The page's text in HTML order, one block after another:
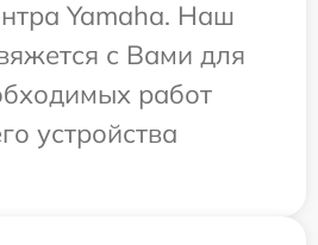
Yamaha. Наш
с Вами для
работ
устройства